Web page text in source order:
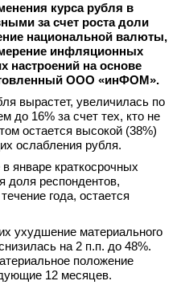
курса рубля в
за счет роста доли
национальной валюты,
инфляционных
настроений на основе
ООО «инФОМ».
вырастет, увеличилась по
до 16% за счет тех, кто не
остается высокой (38%)
ослабления рубля.
январе краткосрочных
доля респондентов,
года, остается
ухудшение материального
на 2 п.п. до 48%.
положение
12 месяцев.